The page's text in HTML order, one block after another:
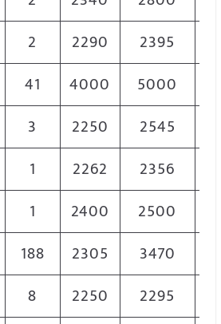
2 2290 2395
41 4000 5000
3 2250 2545
1 2262 2356
1 2400 2500
188 2305 3470
8 2250 2295